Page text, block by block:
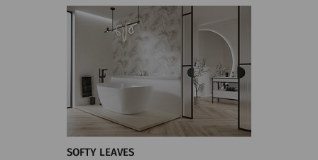
SOFTY LEAVES